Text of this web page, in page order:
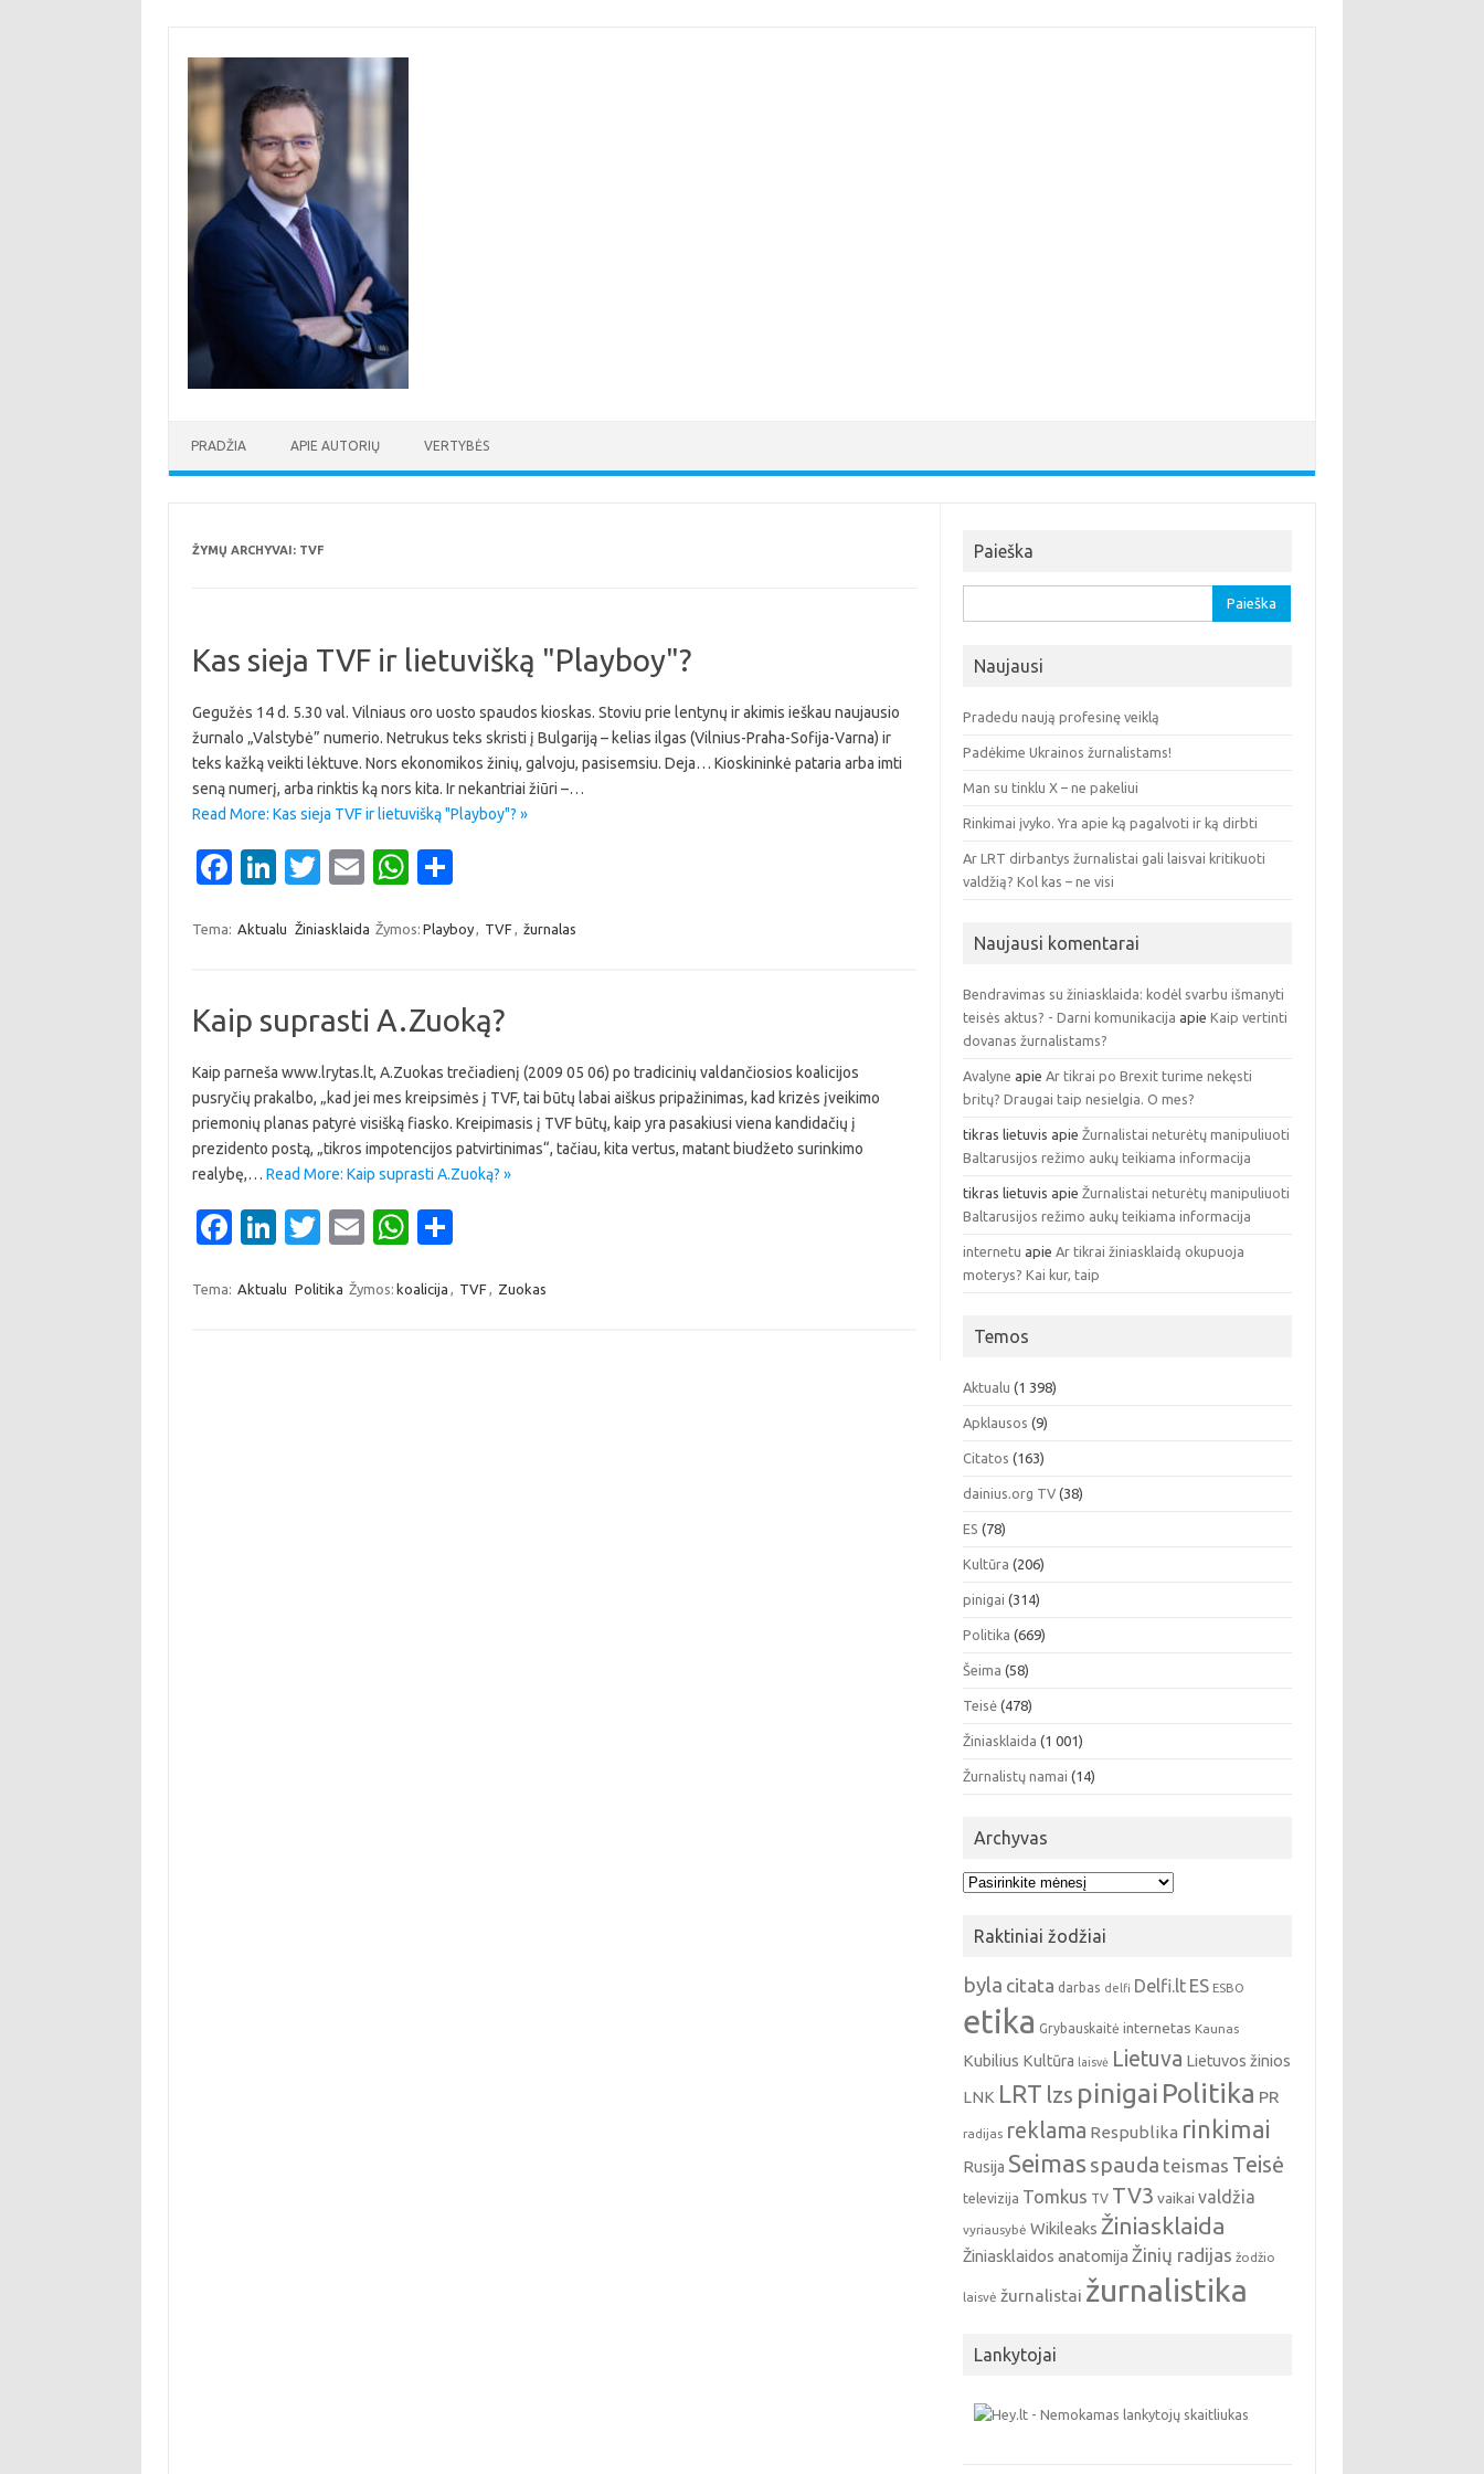
turinio
PRADŽIA APIE AUTORIŲ VERTYBĖS
ŽYMŲ ARCHYVAI: TVF
Kas sieja TVF ir lietuvišką "Playboy"?
Gegužės 14 d. 5.30 val. Vilniaus oro uosto spaudos kioskas. Stoviu prie lentynų ir akimis ieškau naujausio
žurnalo „Valstybė” numerio. Netrukus teks skristi į Bulgariją – kelias ilgas (Vilnius-Praha-Sofija-Varna) ir
teks kažką veikti lėktuve. Nors ekonomikos žinių, galvoju, pasisemsiu. Deja… Kioskininkė pataria arba imti
seną numerį, arba rinktis ką nors kita. Ir nekantriai žiūri –…
Read More: Kas sieja TVF ir lietuvišką "Playboy"? »
Fa
e
o
o
k
Li
k
dI
n
T
it
r
E
ail
W
at
A
p
p
ar
Tema: Aktualu Žiniasklaida Žymos: Playboy, TVF, žurnalas
Kaip suprasti A.Zuoką?
Kaip parneša www.lrytas.lt, A.Zuokas trečiadienį (2009 05 06) po tradicinių valdančiosios koalicijos
pusryčių prakalbo, „kad jei mes kreipsimės į TVF, tai būtų labai aiškus pripažinimas, kad krizės įveikimo
priemonių planas patyrė visišką fiasko. Kreipimasis į TVF būtų, kaip yra pasakiusi viena kandidačių į
prezidento postą, „tikros impotencijos patvirtinimas“, tačiau, kita vertus, matant biudžeto surinkimo
realybę,… Read More: Kaip suprasti A.Zuoką? »
Fa
e
Li
k
T
it
E
ail
W
at ar
Tema: Aktualu Politika Žymos: koalicija , TVF, Zuokas
Paieška
Naujausi
Pradedu naują profesinę veiklą
Padėkime Ukrainos žurnalistams!
Man su tinklu X – ne pakeliui
Rinkimai įvyko. Yra apie ką pagalvoti ir ką dirbti
Ar LRT dirbantys žurnalistai gali laisvai kritikuoti
valdžią? Kol kas – ne visi
Naujausi komentarai
Bendravimas su žiniasklaida: kodėl svarbu išmanyti
teisės aktus? - Darni komunikacija apieKaip vertinti
dovanas žurnalistams?
Avalyne apieAr tikrai po Brexit turime nekęsti
britų? Draugai taip nesielgia. O mes?
tikras lietuvis apieŽurnalistai neturėtų manipuliuoti
Baltarusijos režimo aukų teikiama informacija
tikras lietuvis apieŽurnalistai neturėtų manipuliuoti
Baltarusijos režimo aukų teikiama informacija
internetu apieAr tikrai žiniasklaidą okupuoja
moterys? Kai kur, taip
Temos
Aktualu (1 398)
Apklausos (9)
Citatos (163)
dainius.org TV (38)
ES (78)
Kultūra (206)
pinigai (314)
Politika (669)
Šeima (58)
Teisė (478)
Žiniasklaida (1 001)
Žurnalistų namai (14)
Archyvas
Archyvas
Raktiniai žodžiai
byla citata darbas delfi Delfi.lt ES ESBO
etika Grybauskaitė internetas Kaunas
Kubilius Kultūra laisvė Lietuva Lietuvos žinios
LNK LRT lzs pinigai Politika PR
radijas reklama Respublika rinkimai
Rusija Seimas spauda teismas Teisė
televizija Tomkus TV TV3 vaikai valdžia
vyriausybė Wikileaks Žiniasklaida
Žiniasklaidos anatomija Žinių radijas žodžio
laisvė žurnalistai žurnalistika
Lankytojai